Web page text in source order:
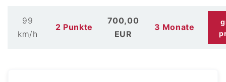
99
km/h
2 Punkte
700,00
EUR
3 Monate